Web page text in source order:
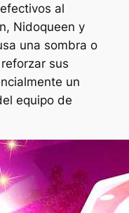
al
Nidoqueen y
una sombra o
sus
un
equipo de